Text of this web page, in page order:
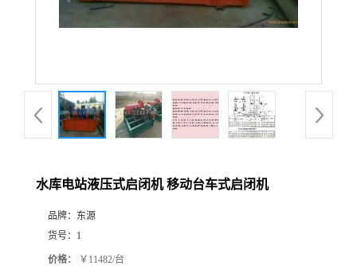
水库电站液压式启闭机 移动台车式启闭机
品牌： 东源
货号： 1
价格： ￥11482/台